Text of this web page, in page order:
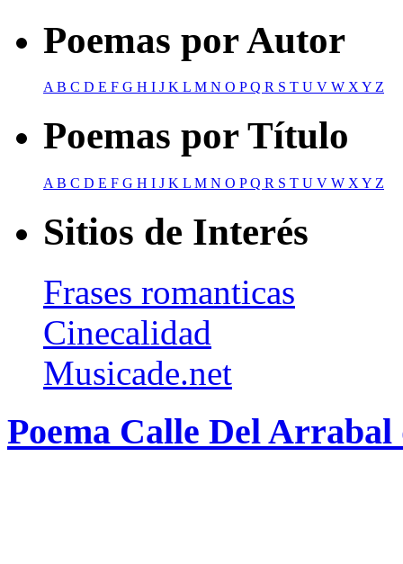
Poemas por Autor
AB C D E F G H I J K L M N O PQ R S T U V W XY Z
Poemas por Título
A B C D E F G H I J K L M N O PQ R S T U V W X Y Z
Sitios de Interés
Frases romanticas
Cinecalidad
Musicade.net
Poema Calle Del Arrabal